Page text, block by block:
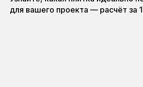
для вашего проекта — расчёт за